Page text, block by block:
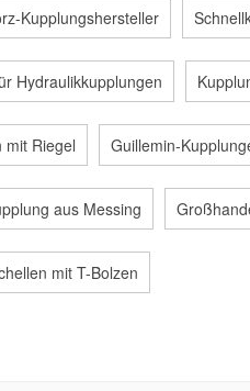
Kupplungshersteller
Hydraulikkupplungen
mit Riegel Guillemin-
aus Messing
mit T-Bolzen